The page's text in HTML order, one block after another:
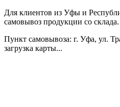
Для клиентов из Уфы и
самовывоз продукции со склада.
Пункт самовывоза: г. Уфа, ул.
загрузка карты...